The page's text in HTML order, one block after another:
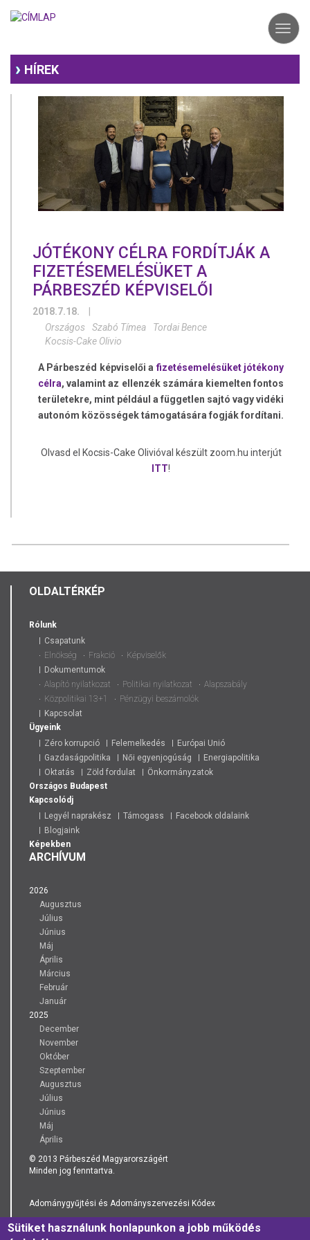
HÍREK
JÓTÉKONY CÉLRA FORDÍTJÁK A
FIZETÉSEMELÉSÜKET A
PÁRBESZÉD KÉPVISELŐI
2018.7.18.
Országos
Szabó Tímea
Tordai Bence
Kocsis-Cake Olivio
A Párbeszéd képviselői a fizetésemelésüket jótékony
célra, valamint az ellenzék számára kiemelten fontos
területekre, mint például a független sajtó vagy vidéki
autonóm közösségek támogatására fogják fordítani.
Olvasd el Kocsis-Cake Olivióval készült zoom.hu interjút
ITT!
OLDALTÉRKÉP
Rólunk
Csapatunk
Elnökség
Frakció
Képviselők
Dokumentumok
Alapító nyilatkozat
Politikai nyilatkozat
Alapszabály
Közpolitikai 13+1
Pénzügyi beszámolók
Kapcsolat
Ügyeink
Zéro korrupció
Felemelkedés
Európai Unió
Gazdaságpolitika
Női egyenjogúság
Energiapolitika
Oktatás
Zöld fordulat
Önkormányzatok
Országos Budapest
Kapcsolódj
Legyél naprakész
Támogass
Facebook oldalaink
Blogjaink
Képekben
ARCHÍVUM
2026
Augusztus
Július
Június
Máj
Április
Március
Február
Január
2025
December
November
Október
Szeptember
Augusztus
Július
Június
Máj
Április
© 2013 Párbeszéd Magyarországért
Minden jog fenntartva.
Adománygyűjtési és Adományszervezési Kódex
Sütiket használunk honlapunkon a jobb működés